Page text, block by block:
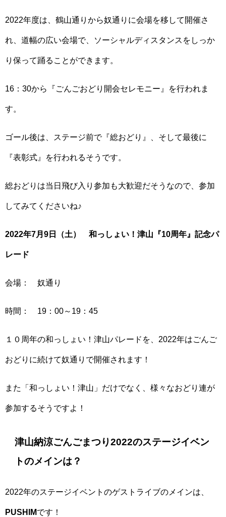
2022年度は、鶴山通りから奴通りに会場を移して開催さ
れ、道幅の広い会場で、ソーシャルディスタンスをしっか
り保って踊ることができます。
16：30から『ごんごおどり開会セレモニー』を行われま
す。
ゴール後は、ステージ前で『総おどり』、そして最後に
『表彰式』を行われるそうです。
総おどりは当日飛び入り参加も大歓迎だそうなので、参加
してみてくださいね♪
2022年7月9日（土） 和っしょい！津山『10周年』記念パ
レード
会場： 奴通り
時間： 19：00～19：45
１０周年の和っしょい！津山パレードを、2022年はごんご
おどりに続けて奴通りで開催されます！
また「和っしょい！津山」だけでなく、様々なおどり連が
参加するそうですよ！
津山納涼ごんごまつり2022のステージイベン
トのメインは？
2022年のステージイベントのゲストライブのメインは、
PUSHIMです！